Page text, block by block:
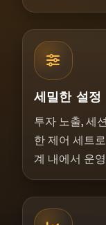
세밀한 설정
투자 노출, 세
한 제어 세트
계 내에서 운